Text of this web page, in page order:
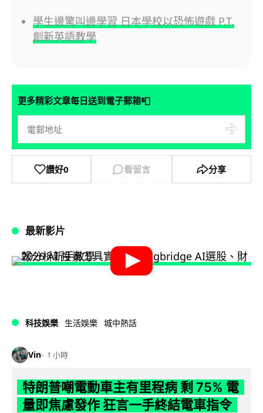
學生邊驚叫邊學習 日本學校以恐怖遊戲 P.T.
創新英語教學
更多精彩文章每日送到電子郵箱📮
讚好0 看留言 分享
最新影片
科技娛樂 生活娛樂 城中熱話
Vin 1 小時
特朗普嘲電動車主有里程病 剩 75% 電
量即焦慮發作 狂言一手終結電車指令